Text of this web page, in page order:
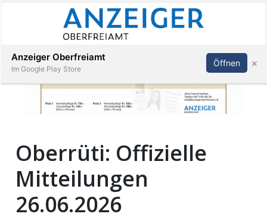
Veranstaltungen
Stellen
Abonnieren Anmelden
Oberrüti: Offizielle
Mitteilungen
26.06.2026
Anzeiger Oberfreiamt
Im Google Play Store
Öffnen ×